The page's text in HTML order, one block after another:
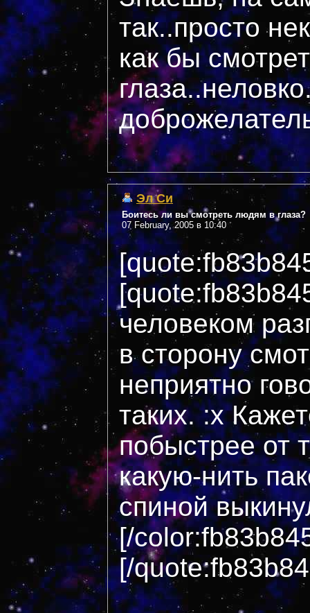
так..просто
как бы
Эл Си
Боитесь ли вы смотреть людям в глаза?
07 February, 2005 в 10:40
человеком
в сторону
неприятно
таких. :x
побыстрее от
какую-нить
спиной
[/
[/